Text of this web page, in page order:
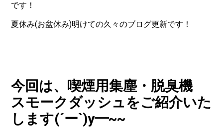
です！
夏休み(お盆休み)明けての久々のブログ更新です！
今回は、喫煙用集塵・脱臭機
スモークダッシュをご紹介いた
します(´ー`)y━~~